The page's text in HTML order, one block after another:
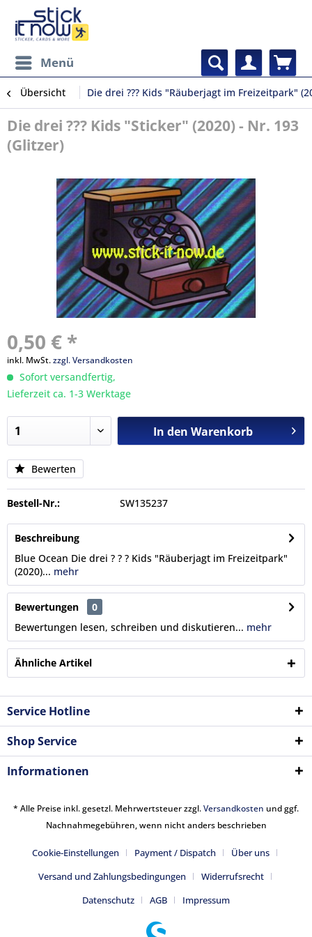
Menü
Übersicht Die drei ??? Kids "Räuberjagt im Freizeitpark"
Die drei ??? Kids "Sticker" (2020) - Nr. 193
(Glitzer)
0,50 € *
inkl. MwSt.zzgl. Versandkosten
Sofort versandfertig,
Lieferzeit ca. 1-3 Werktage
In den Warenkorb
Bewerten
Bestell-Nr.: SW135237
Beschreibung
Blue Ocean Die drei ? ? ? Kids "Räuberjagt im Freizeitpark"
(2020)... mehr
Bewertungen
0
Bewertungen lesen, schreiben und diskutieren... mehr
Ähnliche Artikel
Service Hotline
Shop Service
Informationen
* Alle Preise inkl. gesetzl. Mehrwertsteuer zzgl.Versandkosten und ggf.
Nachnahmegebühren, wenn nicht anders beschrieben
Cookie-Einstellungen Payment / Dispatch
Über uns
Versand und Zahlungsbedingungen
Widerrufsrecht
Datenschutz
AGB Impressum